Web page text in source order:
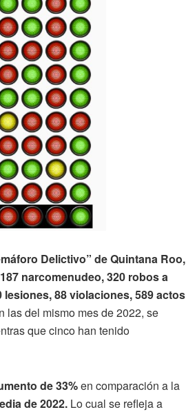
Delictivo” de Quintana Roo,
narcomenudeo, 320 robos a
88 violaciones, 589 actos
las del mismo mes de 2022, se
que cinco han tenido
de 33%en comparación a la
de 2022. Lo cual se refleja a